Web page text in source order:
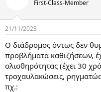
First-Class-Member
21/11/2023
Ο διάδρομος όντως δεν
προβλήματα καθιζήσεων,
ολισθηρότητας (έχει 30
τροχαυλακώσεις,
πχ.: